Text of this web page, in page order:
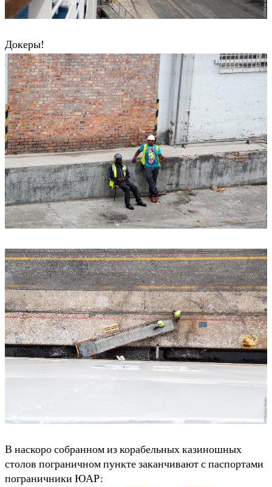
Докеры!
В наскоро собранном из корабельных казиношных
столов пограничном пункте заканчивают с паспортами
пограничники ЮАР: